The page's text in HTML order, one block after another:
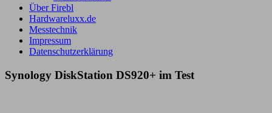
Über Firebl
Hardwareluxx.de
Messtechnik
Impressum
Datenschutzerklärung
Synology DiskStation DS920+ im Test